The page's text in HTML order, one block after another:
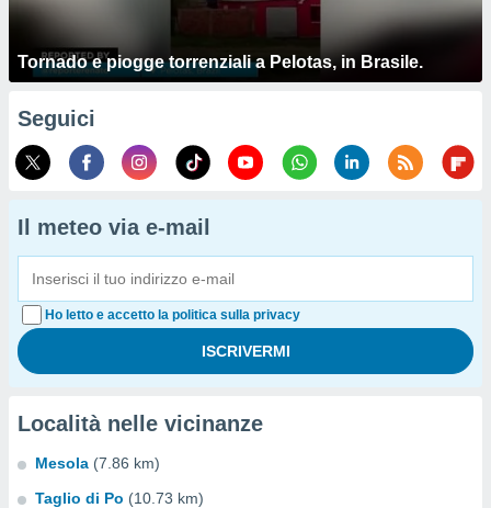
Tornado e piogge torrenziali a Pelotas, in Brasile.
Seguici
Il meteo via e-mail
Ho letto e accetto la politica sulla privacy
Località nelle vicinanze
Mesola (7.86 km)
Taglio di Po (10.73 km)